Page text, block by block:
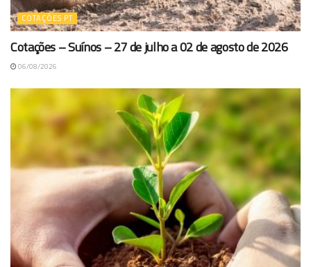
COTAÇÕES PT
Cotações – Suínos – 27 de julho a 02 de agosto de 2026
06/08/2026